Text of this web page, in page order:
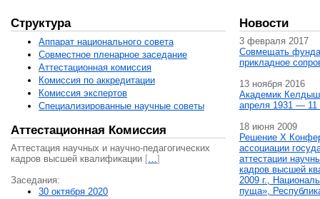
Структура
Аппарат национального совета
Совместное пленарное заседание
Аттестационная комисcия
Комиссия по аккредитации
Комиссия экспертов
Специализированные научные советы
Аттестационная Комиссия
Аттестация научных и научно-педагогических
кадров высшей квалификации […]
Заседания:
30 октября 2020
Новости
3 февраля 2017
Совмещать
прикладное
13 ноября 2016
Академик
апреля 1931 — 11
18 июня 2009
Решение X
ассоциации
аттестации
кадров высшей
2009 г.,
пуща»,